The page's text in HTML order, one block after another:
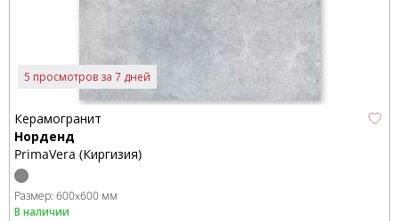
5 просмотров за 7 дней
Керамогранит
Норденд
PrimaVera (Киргизия)
Размер: 600x600 мм
В наличии